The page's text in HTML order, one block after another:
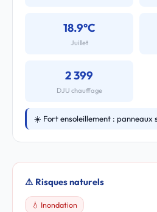
18.9°C
Juillet
2 399
DJU chauffage
☀️ Fort ensoleillement : panneaux
⚠️ Risques naturels
💧 Inondation